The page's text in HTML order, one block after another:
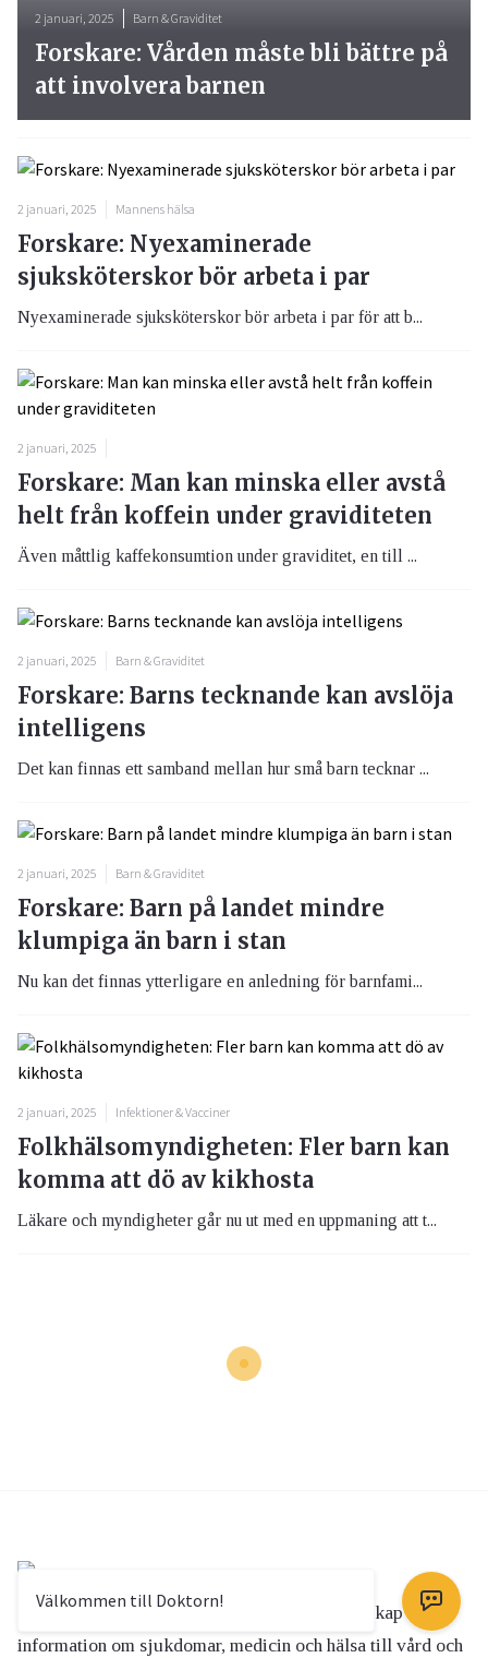
2 januari, 2025 Barn & Graviditet
Forskare: Vården måste bli bättre på
att involvera barnen
2 januari, 2025 Mannens hälsa
Forskare: Nyexaminerade
sjuksköterskor bör arbeta i par
Nyexaminerade sjuksköterskor bör arbeta i par för att b...
2 januari, 2025
Forskare: Man kan minska eller avstå
helt från koffein under graviditeten
Även måttlig kaffekonsumtion under graviditet, en till ...
2 januari, 2025 Barn & Graviditet
Forskare: Barns tecknande kan avslöja
intelligens
Det kan finnas ett samband mellan hur små barn tecknar ...
2 januari, 2025 Barn & Graviditet
Forskare: Barn på landet mindre
klumpiga än barn i stan
Nu kan det finnas ytterligare en anledning för barnfami...
2 januari, 2025 Infektioner & Vacciner
Folkhälsomyndigheten: Fler barn kan
komma att dö av kikhosta
Läkare och myndigheter går nu ut med en uppmaning att t...
Välkommen till Doktorn!
DOKTORN.com har som syfte att sprida kunskap och
information om sjukdomar, medicin och hälsa till vård och